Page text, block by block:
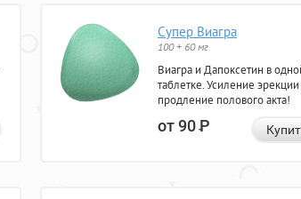
Супер Виагра
100 + 60 мг
Виагра и Дапоксетин в
таблетке. Усиление эрекции
продление полового акта!
от 90Р